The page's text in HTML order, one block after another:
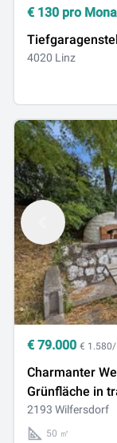
€ 130 pro
4020 Linz
€ 79.000 € 1.580/
Charmanter
Grünfläche in
bei Mistelbach
2193 Wilfersdorf
50 ㎡